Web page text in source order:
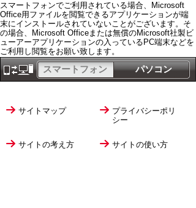
スマートフォンでご利用されている場合、Microsoft
Office用ファイルを閲覧できるアプリケーションが端
末にインストールされていないことがございます。そ
の場合、Microsoft Officeまたは無償のMicrosoft社製ビ
ューアーアプリケーションの入っているPC端末などを
ご利用し閲覧をお願い致します。
パソコン
スマートフォン
サイトマップ
プライバシーポリ
シー
サイトの考え方 サイトの使い方